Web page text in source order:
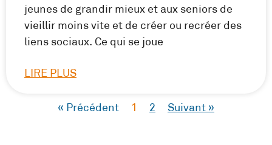
jeunes de grandir mieux et aux seniors de
vieillir moins vite et de créer ou recréer des
liens sociaux. Ce qui se joue
LIRE PLUS
« Précédent 1 2 Suivant »